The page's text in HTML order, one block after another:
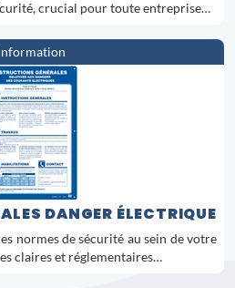
crucial pour toute entreprise…
DANGER ÉLECTRIQUE
normes de sécurité au sein de votre
claires et réglementaires…